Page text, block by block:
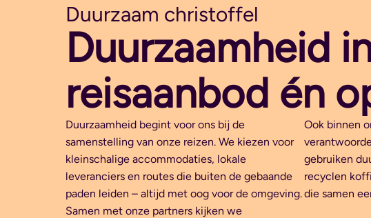
Duurzaam christoffel
Duurzaamheid
reisaanbod én
Duurzaamheid begint voor ons bij de
samenstelling van onze reizen. We kiezen voor
kleinschalige accommodaties, lokale
leveranciers en routes die buiten de gebaande
paden leiden – altijd met oog voor de omgeving.
Samen met onze partners kijken we
Ook binnen
gebruiken
recyclen
die samen